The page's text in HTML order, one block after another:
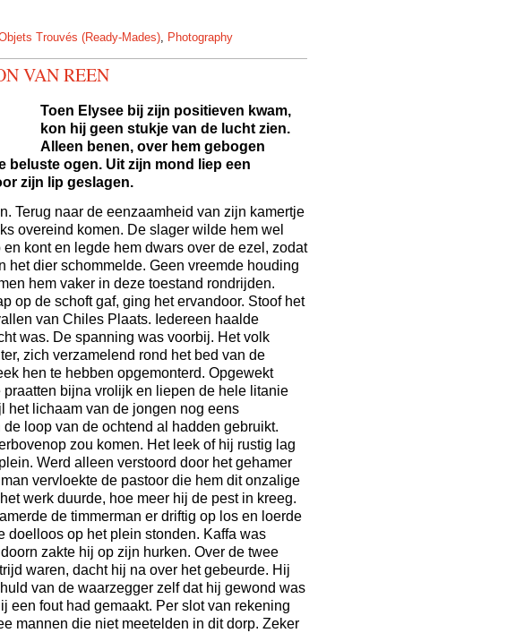
Trouvés (Ready-Mades), Photography
VAN REEN
Toen Elysee bij zijn positieven kwam,
kon hij geen stukje van de lucht zien.
Alleen benen, over hem gebogen
beluste ogen. Uit zijn mond liep een
zijn lip geslagen.
Terug naar de eenzaamheid van zijn kamertje
overeind komen. De slager wilde hem wel
kont en legde hem dwars over de ezel, zodat
het dier schommelde. Geen vreemde houding
hem vaker in deze toestand rondrijden.
op de schoft gaf, ging het ervandoor. Stoof het
van Chiles Plaats. Iedereen haalde
was. De spanning was voorbij. Het volk
zich verzamelend rond het bed van de
hen te hebben opgemonterd. Opgewekt
bijna vrolijk en liepen de hele litanie
het lichaam van de jongen nog eens
loop van de ochtend al hadden gebruikt.
zou komen. Het leek of hij rustig lag
Werd alleen verstoord door het gehamer
vervloekte de pastoor die hem dit onzalige
werk duurde, hoe meer hij de pest in kreeg.
de timmerman er driftig op los en loerde
doelloos op het plein stonden. Kaffa was
zakte hij op zijn hurken. Over de twee
waren, dacht hij na over het gebeurde. Hij
van de waarzegger zelf dat hij gewond was
een fout had gemaakt. Per slot van rekening
mannen die niet meetelden in dit dorp. Zeker